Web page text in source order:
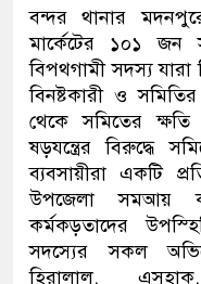
বন্দর থানার
মার্কেটের ১০১
বিপথগামী সদস্য যারা
বিনষ্টকারী ও
থেকে সমিতের
ষড়যন্ত্রের বিরুদ্ধে
ব্যবসায়ীরা একটি
উপজেলা সমআয়
কর্মকড়তাদের
সদস্যের সকল
হিরালাল,